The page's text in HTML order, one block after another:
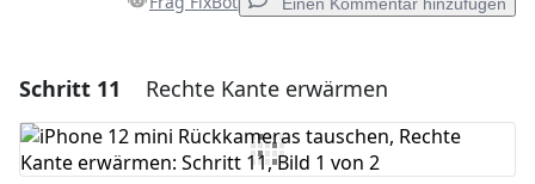
Einen Kommentar hinzufügen
Kommentar hinzufügen
Schritt 11 Rechte Kante erwärmen